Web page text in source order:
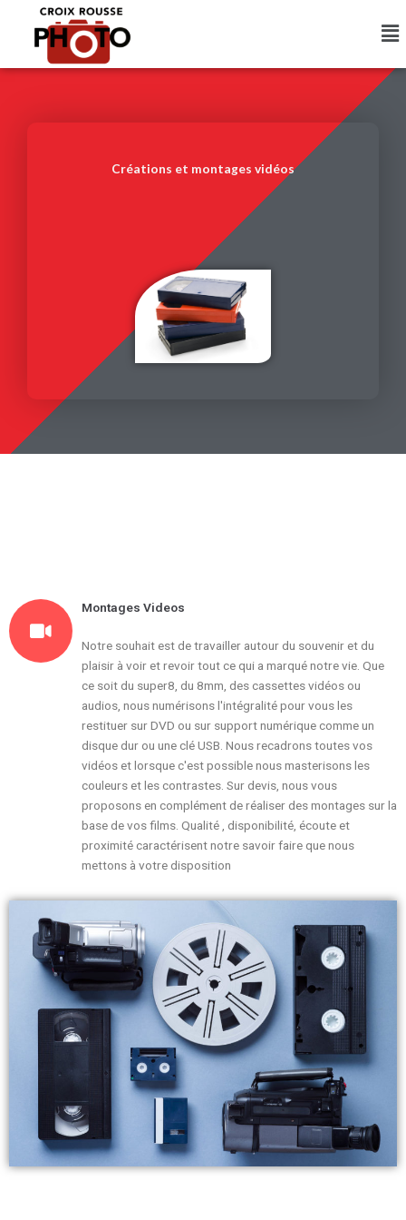
contenu
Créations et montages vidéos
Montages Videos
Notre souhait est de travailler autour du souvenir et du
plaisir à voir et revoir tout ce qui a marqué notre vie. Que
ce soit du super8, du 8mm, des cassettes vidéos ou
audios, nous numérisons l'intégralité pour vous les
restituer sur DVD ou sur support numérique comme un
disque dur ou une clé USB. Nous recadrons toutes vos
vidéos et lorsque c'est possible nous masterisons les
couleurs et les contrastes. Sur devis, nous vous
proposons en complément de réaliser des montages sur la
base de vos films. Qualité , disponibilité, écoute et
proximité caractérisent notre savoir faire que nous
mettons à votre disposition